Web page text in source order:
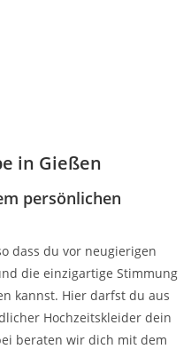
in Gießen
persönlichen
dass du vor neugierigen
die einzigartige Stimmung
kannst. Hier darfst du aus
Hochzeitskleider dein
beraten wir dich mit dem